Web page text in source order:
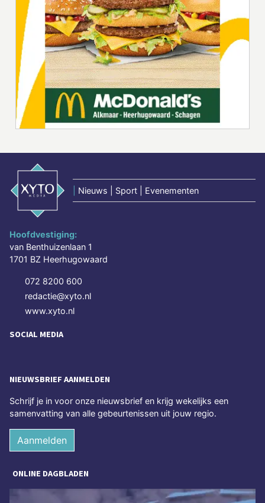
Nieuws | Sport | Evenementen
Hoofdvestiging:
van Benthuizenlaan 1
1701 BZ Heerhugowaard
072 8200 600
redactie@xyto.nl
www.xyto.nl
SOCIAL MEDIA
NIEUWSBRIEF AANMELDEN
Schrijf je in voor onze nieuwsbrief en krijg wekelijks een
samenvatting van alle gebeurtenissen uit jouw regio.
Aanmelden
ONLINE DAGBLADEN